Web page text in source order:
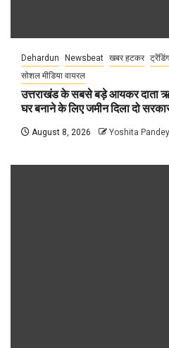
Dehardun Newsbeat खबर हटकर
सोशल मीडिया वायरल
उत्तराखंड के सबसे बड़े आयकर दाता
घर बनाने के लिए जमीन दिला दो
August 8, 2026 Yoshita Pandey